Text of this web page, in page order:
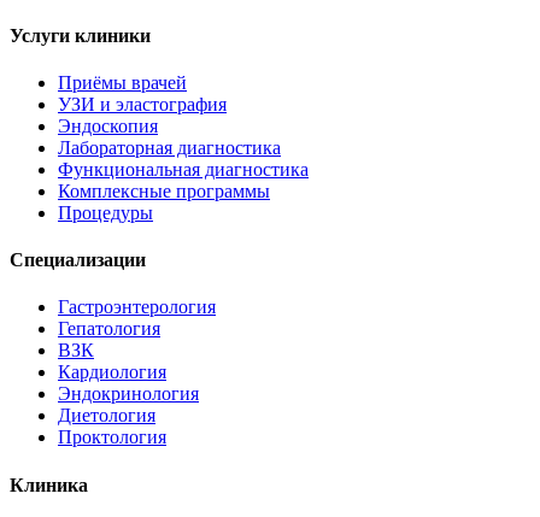
Услуги клиники
Приёмы врачей
УЗИ и эластография
Эндоскопия
Лабораторная диагностика
Функциональная диагностика
Комплексные программы
Процедуры
Специализации
Гастроэнтерология
Гепатология
ВЗК
Кардиология
Эндокринология
Диетология
Проктология
Клиника